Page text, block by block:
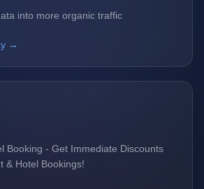
into more organic traffic
→
Booking - Get Immediate Discounts
& Hotel Bookings!